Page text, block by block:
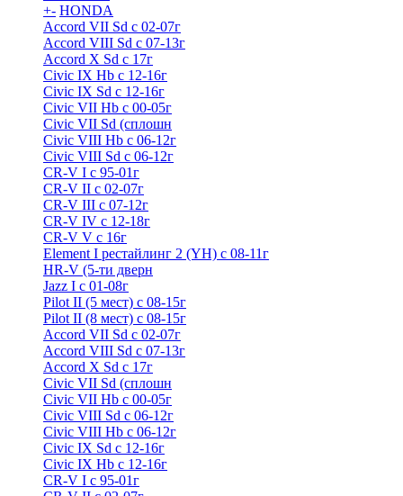
+- HONDA
Accord VII Sd с 02-07г
Accord VIII Sd с 07-13г
Accord X Sd с 17г
Civic IX Hb с 12-16г
Civic IX Sd c 12-16г
Civic VII Hb с 00-05г
Civic VII Sd (сплошн
Civic VIII Hb с 06-12г
Civic VIII Sd с 06-12г
CR-V I с 95-01г
CR-V II с 02-07г
CR-V III с 07-12г
CR-V IV с 12-18г
CR-V V с 16г
Element I рестайлинг 2 (YH) с 08-11г
HR-V (5-ти дверн
Jazz I c 01-08г
Pilot II (5 мест) с 08-15г
Pilot II (8 мест) с 08-15г
Accord VII Sd с 02-07г
Accord VIII Sd с 07-13г
Accord X Sd с 17г
Civic VII Sd (сплошн
Civic VII Hb с 00-05г
Civic VIII Sd с 06-12г
Civic VIII Hb с 06-12г
Civic IX Sd c 12-16г
Civic IX Hb с 12-16г
CR-V I с 95-01г